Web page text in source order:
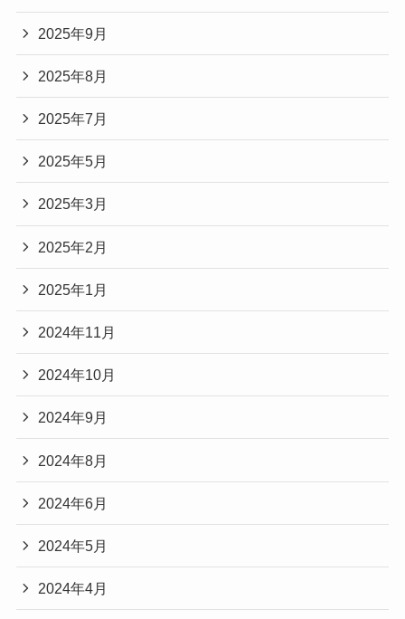
2025年9月
2025年8月
2025年7月
2025年5月
2025年3月
2025年2月
2025年1月
2024年11月
2024年10月
2024年9月
2024年8月
2024年6月
2024年5月
2024年4月